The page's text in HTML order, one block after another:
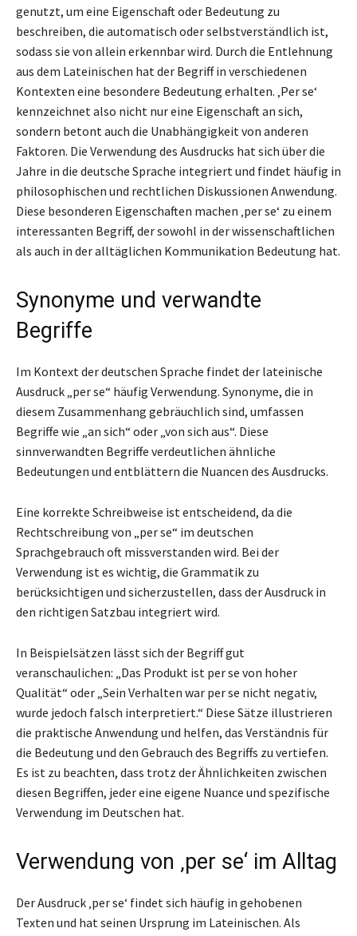
genutzt, um eine Eigenschaft oder Bedeutung zu
beschreiben, die automatisch oder selbstverständlich ist,
sodass sie von allein erkennbar wird. Durch die Entlehnung
aus dem Lateinischen hat der Begriff in verschiedenen
Kontexten eine besondere Bedeutung erhalten. ‚Per se‘
kennzeichnet also nicht nur eine Eigenschaft an sich,
sondern betont auch die Unabhängigkeit von anderen
Faktoren. Die Verwendung des Ausdrucks hat sich über die
Jahre in die deutsche Sprache integriert und findet häufig in
philosophischen und rechtlichen Diskussionen Anwendung.
Diese besonderen Eigenschaften machen ‚per se‘ zu einem
interessanten Begriff, der sowohl in der wissenschaftlichen
als auch in der alltäglichen Kommunikation Bedeutung hat.
Synonyme und verwandte
Begriffe
Im Kontext der deutschen Sprache findet der lateinische
Ausdruck „per se“ häufig Verwendung. Synonyme, die in
diesem Zusammenhang gebräuchlich sind, umfassen
Begriffe wie „an sich“ oder „von sich aus“. Diese
sinnverwandten Begriffe verdeutlichen ähnliche
Bedeutungen und entblättern die Nuancen des Ausdrucks.
Eine korrekte Schreibweise ist entscheidend, da die
Rechtschreibung von „per se“ im deutschen
Sprachgebrauch oft missverstanden wird. Bei der
Verwendung ist es wichtig, die Grammatik zu
berücksichtigen und sicherzustellen, dass der Ausdruck in
den richtigen Satzbau integriert wird.
In Beispielsätzen lässt sich der Begriff gut
veranschaulichen: „Das Produkt ist per se von hoher
Qualität“ oder „Sein Verhalten war per se nicht negativ,
wurde jedoch falsch interpretiert.“ Diese Sätze illustrieren
die praktische Anwendung und helfen, das Verständnis für
die Bedeutung und den Gebrauch des Begriffs zu vertiefen.
Es ist zu beachten, dass trotz der Ähnlichkeiten zwischen
diesen Begriffen, jeder eine eigene Nuance und spezifische
Verwendung im Deutschen hat.
Verwendung von ‚per se‘ im Alltag
Der Ausdruck ‚per se‘ findet sich häufig in gehobenen
Texten und hat seinen Ursprung im Lateinischen. Als